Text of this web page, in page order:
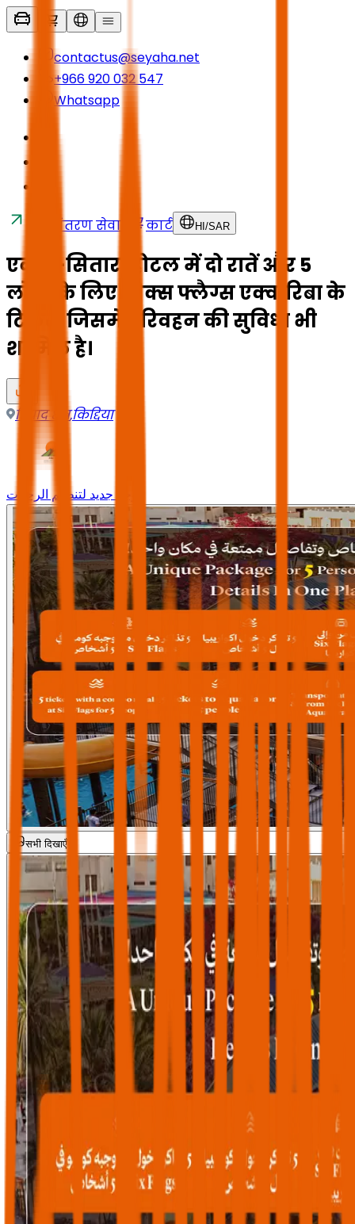
contactus@seyaha.net
+966 920 032 547
Whatsapp
स्थानांतरण सेवाएं कार्ट HI /SAR
एक 4-सितारा होटल में दो रातें और 5
लोगों के लिए सिक्स फ्लैग्स एक्वारिबा के
टिकट, जिसमें परिवहन की सुविधा भी
शामिल है।
रियाद क्षेत्र,किद्दिया
وجه جديد لتنظيم الرحلات
सभी दिखाएँ